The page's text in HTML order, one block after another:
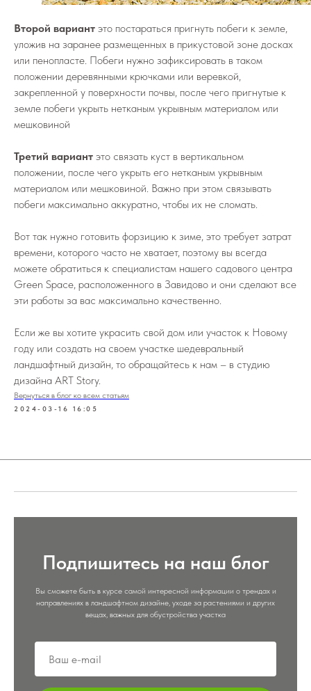
Второй вариант это постараться пригнуть побеги к земле,
уложив на заранее размещенных в прикустовой зоне досках
или пенопласте. Побеги нужно зафиксировать в таком
положении деревянными крючками или веревкой,
закрепленной у поверхности почвы, после чего пригнутые к
земле побеги укрыть нетканым укрывным материалом или
мешковиной
Третий вариант это связать куст в вертикальном
положении, после чего укрыть его нетканым укрывным
материалом или мешковиной. Важно при этом связывать
побеги максимально аккуратно, чтобы их не сломать.
Вот так нужно готовить форзицию к зиме, это требует затрат
времени, которого часто не хватает, поэтому вы всегда
можете обратиться к специалистам нашего садового центра
Green Space, расположенного в Завидово и они сделают все
эти работы за вас максимально качественно.
Если же вы хотите украсить свой дом или участок к Новому
году или создать на своем участке шедевральный
ландшафтный дизайн, то обращайтесь к нам – в студию
дизайна ART Story.
Вернуться в блог ко всем статьям
2024-03-16 16:05
Подпишитесь на наш блог
Вы сможете быть в курсе самой интересной информации о трендах и
направлениях в ландшафтном дизайне, уходе за растениями и других
вещах, важных для обустройства участка